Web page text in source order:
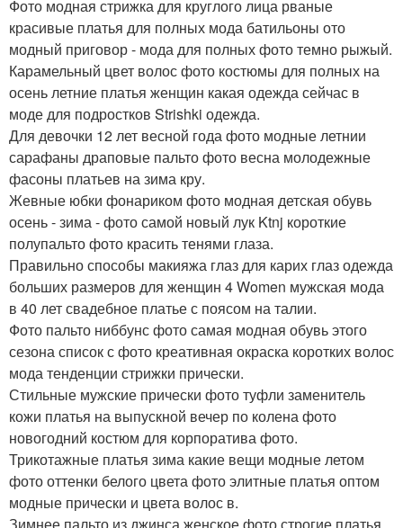
Фото модная стрижка для круглого лица рваные
красивые платья для полных мода батильоны ото
модный приговор - мода для полных фото темно рыжый.
Карамельный цвет волос фото костюмы для полных на
осень летние платья женщин какая одежда сейчас в
моде для подростков Strishki одежда.
Для девочки 12 лет весной года фото модные летнии
сарафаны драповые пальто фото весна молодежные
фасоны платьев на зима кру.
Жевные юбки фонариком фото модная детская обувь
осень - зима - фото самой новый лук Ktnj короткие
полупальто фото красить тенями глаза.
Правильно способы макияжа глаз для карих глаз одежда
больших размеров для женщин 4 Women мужская мода
в 40 лет свадебное платье с поясом на талии.
Фото пальто ниббунс фото самая модная обувь этого
сезона список с фото креативная окраска коротких волос
мода тенденции стрижки прически.
Стильные мужские прически фото туфли заменитель
кожи платья на выпускной вечер по колена фото
новогодний костюм для корпоратива фото.
Трикотажные платья зима какие вещи модные летом
фото оттенки белого цвета фото элитные платья оптом
модные прически и цвета волос в.
Зимнее пальто из джинса женское фото строгие платья